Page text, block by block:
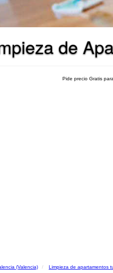
de
Pide precio Gratis para
(Valencia) Limpieza de apartamentos